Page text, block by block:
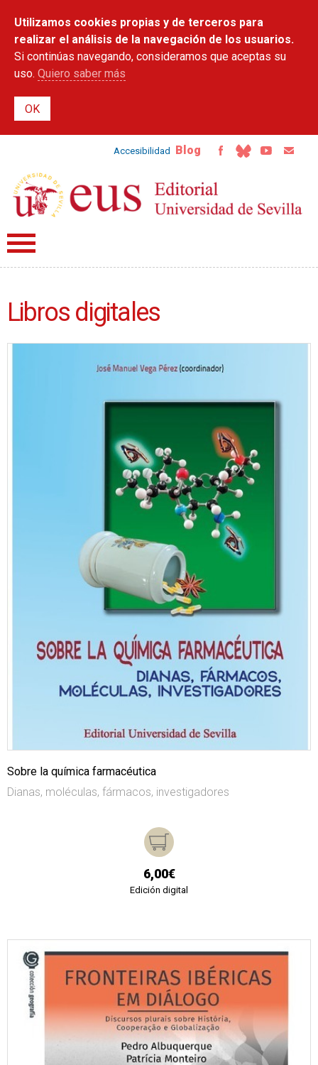
contenido
principal
Utilizamos cookies propias y de terceros para
realizar el análisis de la navegación de los usuarios.
Si continúas navegando, consideramos que aceptas su
uso. Quiero saber más
Accesibilidad Blog
Libros digitales
Sobre la química farmacéutica
Dianas, moléculas, fármacos, investigadores
6,00€
Edición digital